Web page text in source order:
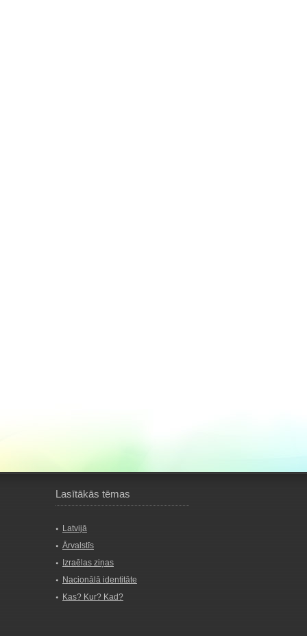
Lasītākās tēmas
Latvijā
Ārvalstīs
Izraēlas ziņas
Nacionālā identitāte
Kas? Kur? Kad?